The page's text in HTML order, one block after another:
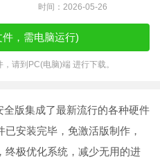
时间：2026-05-26
，需电脑运行)
请到PC(电脑)端 进行下载。
版集成了最新流行的各种硬件
安装完毕，免激活版制作，
终极优化系统，减少无用的进